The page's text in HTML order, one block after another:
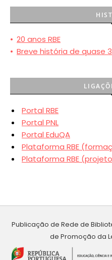
• 20 anos RBE
• Breve história de quase
Portal RBE
Portal PNL
Portal EduQA
Plataforma RBE
Plataforma RBE
Publicação de Rede de
de Promoção da